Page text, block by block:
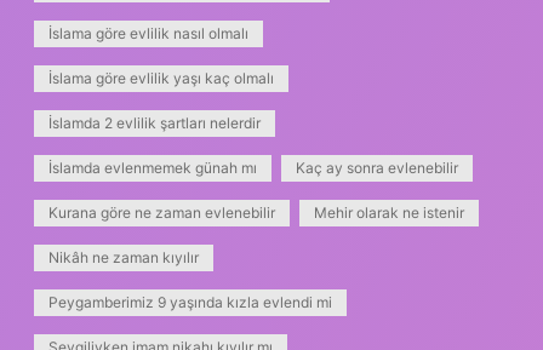
İslama göre evlilik nasıl olmalı
İslama göre evlilik yaşı kaç olmalı
İslamda 2 evlilik şartları nelerdir
İslamda evlenmemek günah mı Kaç ay sonra evlenebilir
Kurana göre ne zaman evlenebilir Mehir olarak ne istenir
Nikâh ne zaman kıyılır
Peygamberimiz 9 yaşında kızla evlendi mi